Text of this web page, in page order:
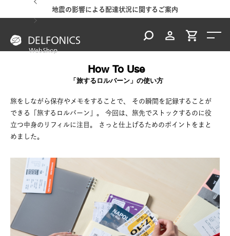
夏季休業のご案内
How To Use
「旅するロルバーン」の使い方
旅をしながら保存やメモをすることで、
その瞬間を記録することが
できる「旅するロルバーン」。
今回は、旅先でストックするのに役
立つ中身のリフィルに注目。
さっと仕上げるためのポイントをまと
めました。